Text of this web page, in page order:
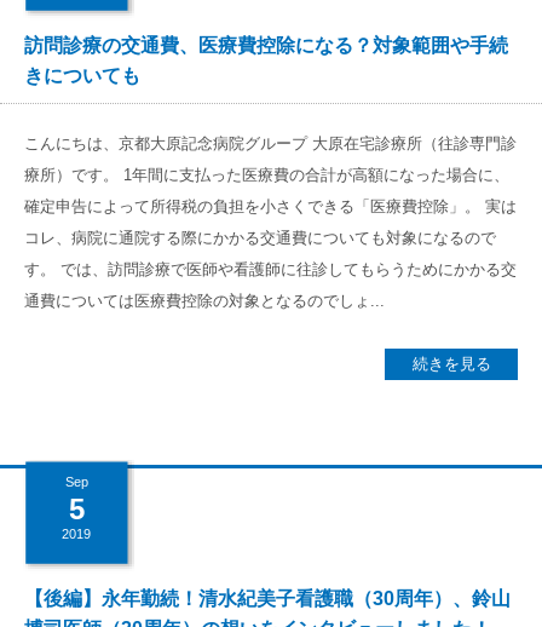
訪問診療の交通費、医療費控除になる？対象範囲や手続
きについても
こんにちは、京都大原記念病院グループ 大原在宅診療所（往診専門診
療所）です。 1年間に支払った医療費の合計が高額になった場合に、
確定申告によって所得税の負担を小さくできる「医療費控除」。 実は
コレ、病院に通院する際にかかる交通費についても対象になるので
す。 では、訪問診療で医師や看護師に往診してもらうためにかかる交
通費については医療費控除の対象となるのでしょ...
続きを見る
Sep
5
2019
【後編】永年勤続！清水紀美子看護職（30周年）、鈴山